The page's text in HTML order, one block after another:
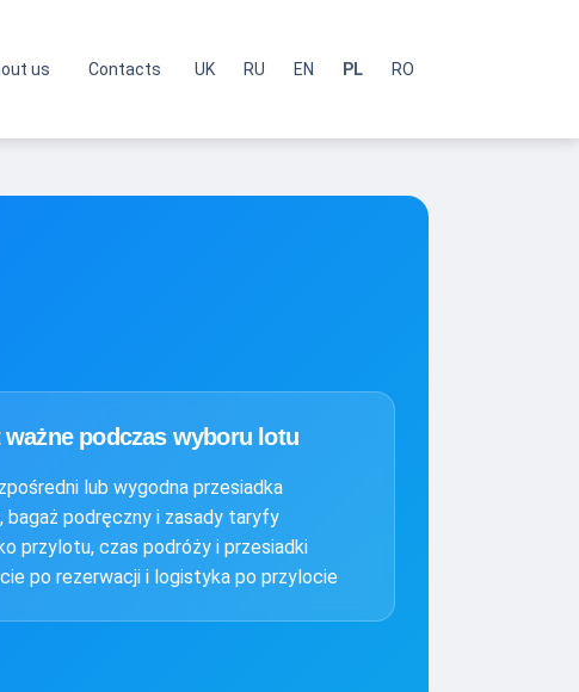
us Contacts UK RU EN PL RO
ważne podczas wyboru lotu
lub wygodna przesiadka
bagaż podręczny i zasady taryfy
przylotu, czas podróży i przesiadki
po rezerwacji i logistyka po przylocie